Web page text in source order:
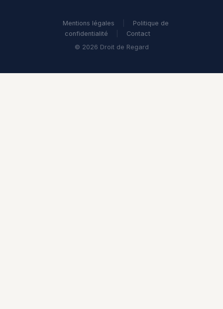
Mentions légales
Politique de
confidentialité
Contact
© 2026 Droit de Regard